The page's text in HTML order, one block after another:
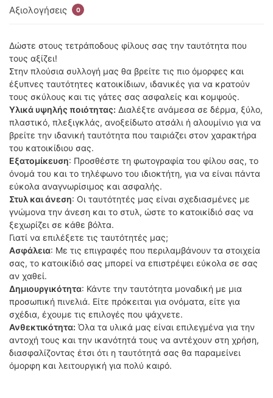
Αξιολογήσεις 0
Δώστε στους τετράποδους φίλους σας την ταυτότητα που
τους αξίζει!
Στην πλούσια συλλογή μας θα βρείτε τις πιο όμορφες και
έξυπνες ταυτότητες κατοικίδιων, ιδανικές για να κρατούν
τους σκύλους και τις γάτες σας ασφαλείς και κομψούς.
Υλικά υψηλής ποιότητας: Διαλέξτε ανάμεσα σε δέρμα, ξύλο,
πλαστικό, πλεξιγκλάς, ανοξείδωτο ατσάλι ή αλουμίνιο για να
βρείτε την ιδανική ταυτότητα που ταιριάζει στον χαρακτήρα
του κατοικίδιου σας.
Εξατομίκευση: Προσθέστε τη φωτογραφία του φίλου σας, το
όνομά του και το τηλέφωνο του ιδιοκτήτη, για να είναι πάντα
εύκολα αναγνωρίσιμος και ασφαλής.
Στυλ και άνεση: Οι ταυτότητές μας είναι σχεδιασμένες με
γνώμονα την άνεση και το στυλ, ώστε το κατοικίδιό σας να
ξεχωρίζει σε κάθε βόλτα.
Γιατί να επιλέξετε τις ταυτότητές μας;
Ασφάλεια: Με τις επιγραφές που περιλαμβάνουν τα στοιχεία
σας, το κατοικίδιό σας μπορεί να επιστρέψει εύκολα σε σας
αν χαθεί.
Δημιουργικότητα: Κάντε την ταυτότητα μοναδική με μια
προσωπική πινελιά. Είτε πρόκειται για ονόματα, είτε για
σχέδια, έχουμε τις επιλογές που ψάχνετε.
Ανθεκτικότητα: Όλα τα υλικά μας είναι επιλεγμένα για την
αντοχή τους και την ικανότητά τους να αντέχουν στη χρήση,
διασφαλίζοντας έτσι ότι η ταυτότητά σας θα παραμείνει
όμορφη και λειτουργική για πολύ καιρό.